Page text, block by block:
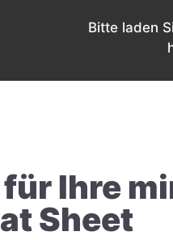
Bitte laden
Ihre
Sheet